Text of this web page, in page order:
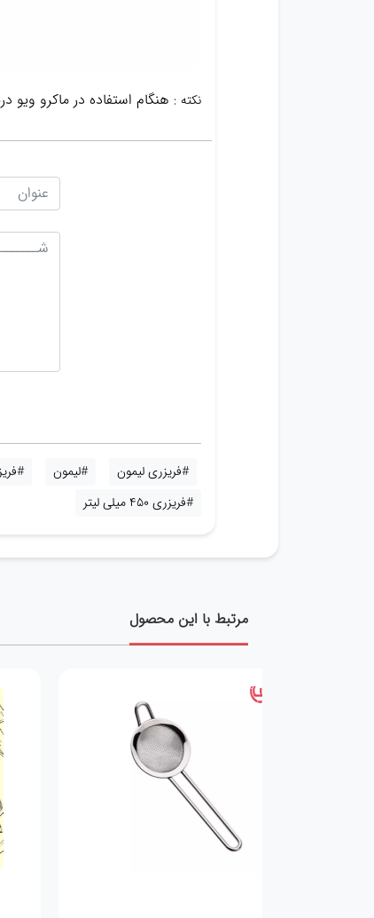
نکته : هنگام استفاده در ماکرو ویو
#فریزری لیمون #لیمون
#فریزری 450 میلی لیتر
مرتبط با این محصول